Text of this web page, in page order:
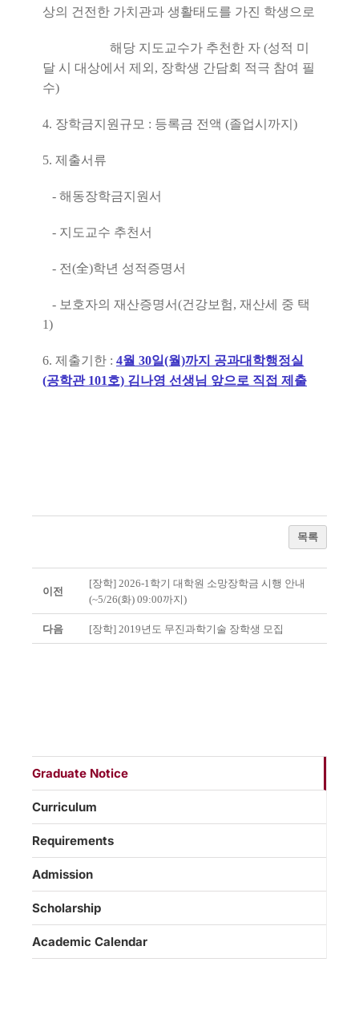
상의 건전한 가치관과 생활태도를 가진 학생으로
해당 지도교수가 추천한 자 (성적 미
달 시 대상에서 제외, 장학생 간담회 적극 참여 필
수)
4. 장학금지원규모 : 등록금 전액 (졸업시까지)
5. 제출서류
- 해동장학금지원서
- 지도교수 추천서
- 전(全)학년 성적증명서
- 보호자의 재산증명서(건강보험, 재산세 중 택
1)
6. 제출기한 : 4월 30일(월)까지 공과대학행정실
(공학관 101호) 김나영 선생님 앞으로 직접 제출
목록
이전
[장학] 2026-1학기 대학원 소망장학금 시행 안내
(~5/26(화) 09:00까지)
다음 [장학] 2019년도 무진과학기술 장학생 모집
Graduate Notice
Curriculum
Requirements
Admission
Scholarship
Academic Calendar